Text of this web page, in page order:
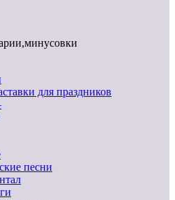
для праздников
песни